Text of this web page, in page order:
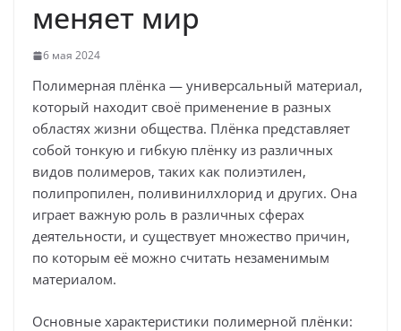
меняет мир
6 мая 2024
Полимерная плёнка — универсальный материал,
который находит своё применение в разных
областях жизни общества. Плёнка представляет
собой тонкую и гибкую плёнку из различных
видов полимеров, таких как полиэтилен,
полипропилен, поливинилхлорид и других. Она
играет важную роль в различных сферах
деятельности, и существует множество причин,
по которым её можно считать незаменимым
материалом.
Основные характеристики полимерной плёнки: